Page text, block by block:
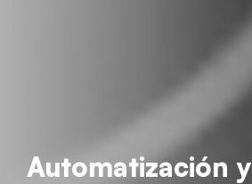
Automatización y